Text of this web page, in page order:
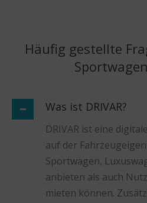
Häufig gestellte
Was ist DRIVAR?
DRIVAR ist eine
auf der
Sportwagen,
anbieten als auch
mieten können.